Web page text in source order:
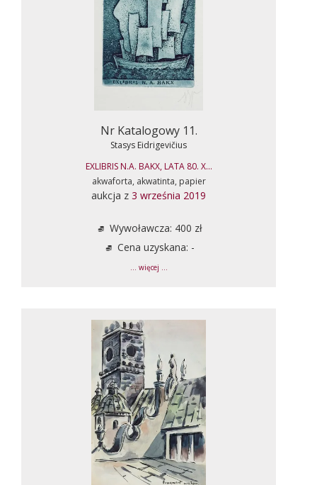
Nr Katalogowy 11.
Stasys Eidrigevičius
EXLIBRIS N.A. BAKX, LATA 80. X...
akwaforta, akwatinta, papier
aukcja z 3 września 2019
Wywoławcza: 400 zł
Cena uzyskana: -
... więcej ...